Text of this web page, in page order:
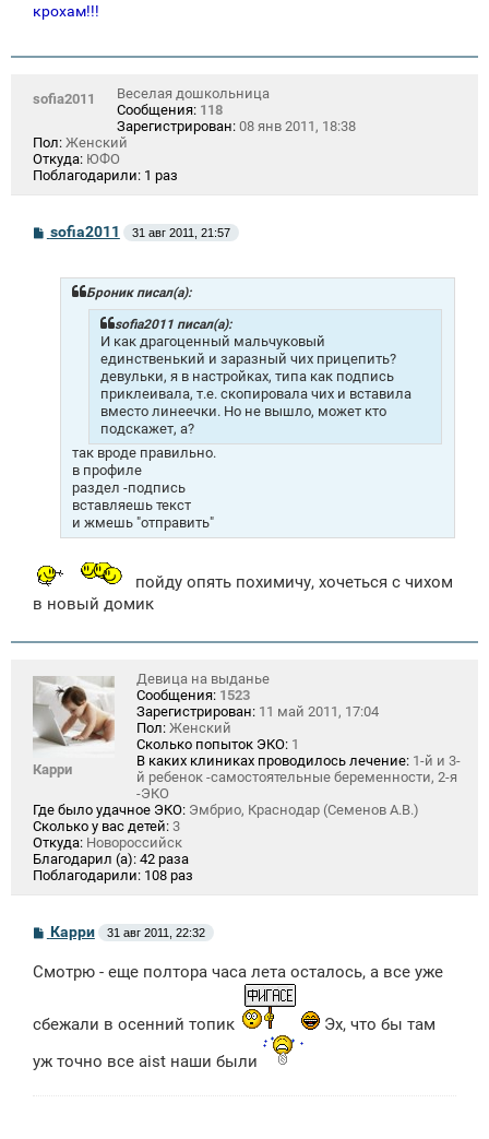
крохам!!!
sofia2011
Веселая дошкольница
Сообщения: 118
Зарегистрирован: 08 янв 2011, 18:38
Пол: Женский
Откуда: ЮФО
Поблагодарили: 1 раз
Сsofia2011 31 авг 2011, 21:57
Броник писал(а):
sofia2011 писал(а):
И как драгоценный мальчуковый
единственький и заразный чих прицепить?
девульки, я в настройках, типа как подпись
приклеивала, т.е. скопировала чих и вставила
вместо линеечки. Но не вышло, может кто
подскажет, а?
так вроде правильно.
в профиле
раздел -подпись
вставляешь текст
и жмешь "отправить"
пойду опять похимичу, хочеться с чихом
в новый домик
Карри
Девица на выданье
Сообщения: 1523
Зарегистрирован: 11 май 2011, 17:04
Пол: Женский
Сколько попыток ЭКО: 1
В каких клиниках проводилось лечение: 1-й и 3-
й ребенок -самостоятельные беременности, 2-я
-ЭКО
Где было удачное ЭКО: Эмбрио, Краснодар (Семенов А.В.)
Сколько у вас детей: 3
Откуда: Новороссийск
Благодарил (а): 42 раза
Поблагодарили: 108 раз
С
б
н
Карри 31 авг 2011, 22:32
Смотрю - еще полтора часа лета осталось, а все уже
сбежали в осенний топик
Эх, что бы там
уж точно все aist наши были